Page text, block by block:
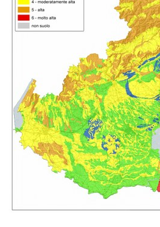
SERVIZI
AMBIENTALI
Seguici